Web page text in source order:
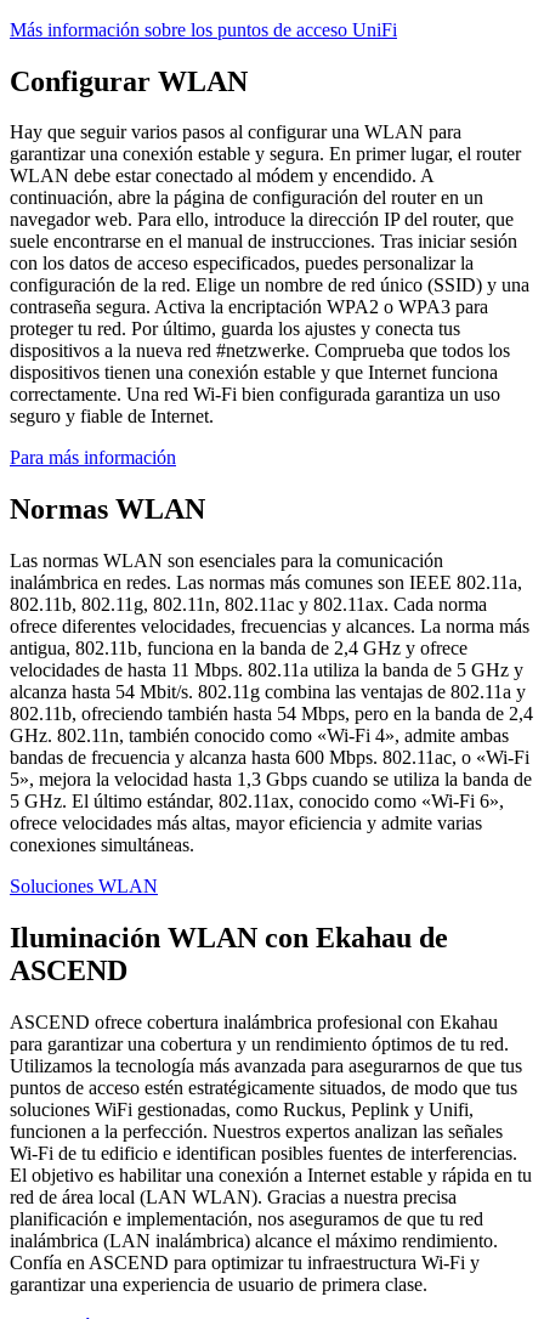
Más información sobre los puntos de acceso UniFi
Configurar WLAN
Hay que seguir varios pasos al configurar una WLAN para
garantizar una conexión estable y segura. En primer lugar, el router
WLAN debe estar conectado al módem y encendido. A
continuación, abre la página de configuración del router en un
navegador web. Para ello, introduce la dirección IP del router, que
suele encontrarse en el manual de instrucciones. Tras iniciar sesión
con los datos de acceso especificados, puedes personalizar la
configuración de la red. Elige un nombre de red único (SSID) y una
contraseña segura. Activa la encriptación WPA2 o WPA3 para
proteger tu red. Por último, guarda los ajustes y conecta tus
dispositivos a la nueva red #netzwerke. Comprueba que todos los
dispositivos tienen una conexión estable y que Internet funciona
correctamente. Una red Wi-Fi bien configurada garantiza un uso
seguro y fiable de Internet.
Para más información
Normas WLAN
Las normas WLAN son esenciales para la comunicación
inalámbrica en redes. Las normas más comunes son IEEE 802.11a,
802.11b, 802.11g, 802.11n, 802.11ac y 802.11ax. Cada norma
ofrece diferentes velocidades, frecuencias y alcances. La norma más
antigua, 802.11b, funciona en la banda de 2,4 GHz y ofrece
velocidades de hasta 11 Mbps. 802.11a utiliza la banda de 5 GHz y
alcanza hasta 54 Mbit/s. 802.11g combina las ventajas de 802.11a y
802.11b, ofreciendo también hasta 54 Mbps, pero en la banda de 2,4
GHz. 802.11n, también conocido como «Wi-Fi 4», admite ambas
bandas de frecuencia y alcanza hasta 600 Mbps. 802.11ac, o «Wi-Fi
5», mejora la velocidad hasta 1,3 Gbps cuando se utiliza la banda de
5 GHz. El último estándar, 802.11ax, conocido como «Wi-Fi 6»,
ofrece velocidades más altas, mayor eficiencia y admite varias
conexiones simultáneas.
Soluciones WLAN
Iluminación WLAN con Ekahau de
ASCEND
ASCEND ofrece cobertura inalámbrica profesional con Ekahau
para garantizar una cobertura y un rendimiento óptimos de tu red.
Utilizamos la tecnología más avanzada para asegurarnos de que tus
puntos de acceso estén estratégicamente situados, de modo que tus
soluciones WiFi gestionadas, como Ruckus, Peplink y Unifi,
funcionen a la perfección. Nuestros expertos analizan las señales
Wi-Fi de tu edificio e identifican posibles fuentes de interferencias.
El objetivo es habilitar una conexión a Internet estable y rápida en tu
red de área local (LAN WLAN). Gracias a nuestra precisa
planificación e implementación, nos aseguramos de que tu red
inalámbrica (LAN inalámbrica) alcance el máximo rendimiento.
Confía en ASCEND para optimizar tu infraestructura Wi-Fi y
garantizar una experiencia de usuario de primera clase.